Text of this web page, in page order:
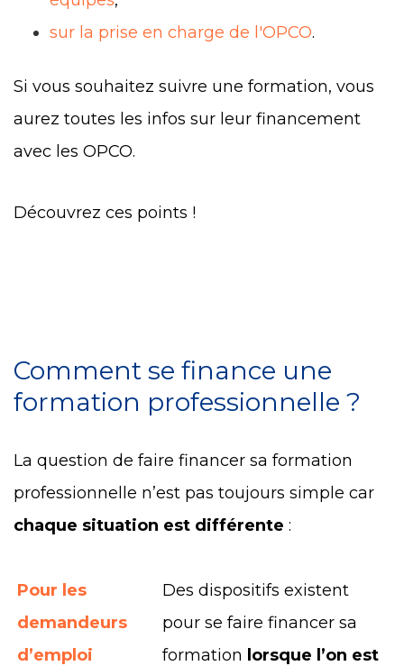
sur la prise en charge de l'OPCO.
Si vous souhaitez suivre une formation, vous
aurez toutes les infos sur leur financement
avec les OPCO.
Découvrez ces points !
Comment se finance une
formation professionnelle ?
La question de faire financer sa formation
professionnelle n’est pas toujours simple car
chaque situation est différente :
Pour les
demandeurs
d’emploi
Des dispositifs existent
pour se faire financer sa
formation lorsque l’on est